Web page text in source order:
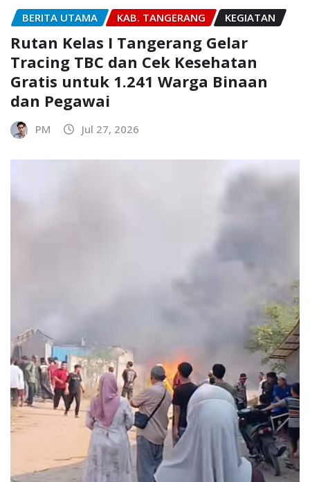
BERITA UTAMA KAB. TANGERANG KEGIATAN
Rutan Kelas I Tangerang Gelar
Tracing TBC dan Cek Kesehatan
Gratis untuk 1.241 Warga Binaan
dan Pegawai
PM Jul 27, 2026